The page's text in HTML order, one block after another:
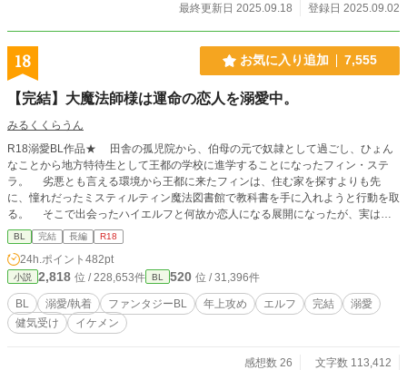
最終更新日 2025.09.18
登録日 2025.09.02
18 お気に入り追加 7,555
【完結】大魔法師様は運命の恋人を溺愛中。
みるくくらうん
R18溺愛BL作品★ 田舎の孤児院から、伯母の元で奴隷として過ごし、ひょん
なことから地方特待生として王都の学校に進学することになったフィン・ステ
ラ。 劣悪とも言える環境から王都に来たフィンは、住む家を探すよりも先
に、憧れだったミスティルティン魔法図書館で教科書を手に入れようと行動を取
る。 そこで出会ったハイエルフと何故か恋人になる展開になったが、実はそ
のハイエルフはミスティルティン魔法図書館を統括する大貴族の長にして王族特
務・大魔法師であるリヒト・シュヴァリエだった。 リヒトの寵愛をひたすら
受け愛を育む、溺愛系BL。 ------------------- 性描写★付けてます。 殴り書き小説
ですが、楽しんでいただければと思います。 2021/07/25 シリーズ二作目配信開
始しました☆
BL 完結 長編 R18
24h.ポイント 482pt
小説 2,818 位 / 228,653件 BL 520 位 / 31,396件
BL 溺愛/執着 ファンタジーBL 年上攻め エルフ 完結
溺愛
健気受け
イケメン
感想数 26
文字数 113,412